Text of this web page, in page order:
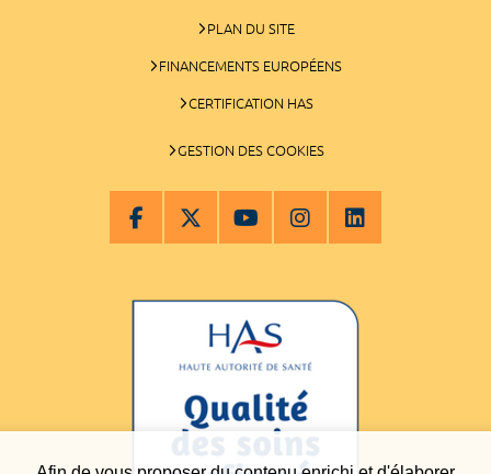
PLAN DU SITE
FINANCEMENTS EUROPÉENS
CERTIFICATION HAS
GESTION DES COOKIES